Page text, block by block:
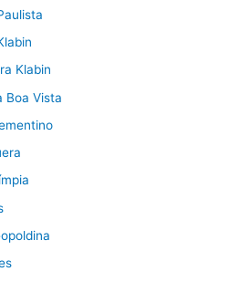
Klabin
Boa Vista